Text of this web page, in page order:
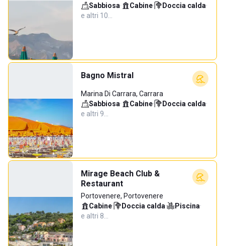
Sabbiosa· Cabine· Doccia calda·
e altri 10…
Bagno Mistral
Marina Di Carrara, Carrara
Sabbiosa· Cabine· Doccia calda·
e altri 9…
Mirage Beach Club &
Restaurant
Portovenere, Portovenere
Cabine· Doccia calda· Piscina·
e altri 8…